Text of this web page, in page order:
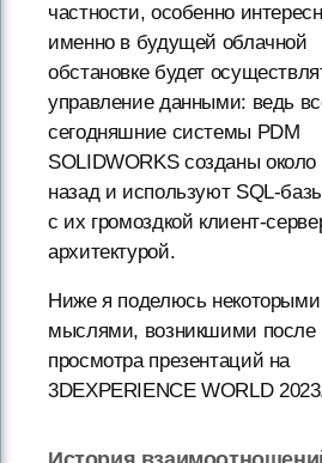
частности, особенно
именно в будущей облачной
обстановке будет
управление данными: ведь
сегодняшние системы PDM
SOLIDWORKS созданы около
назад и используют SQL-
с их громоздкой клиент-
архитектурой.
Ниже я поделюсь
мыслями, возникшими после
просмотра презентаций на
3DEXPERIENCE WORLD